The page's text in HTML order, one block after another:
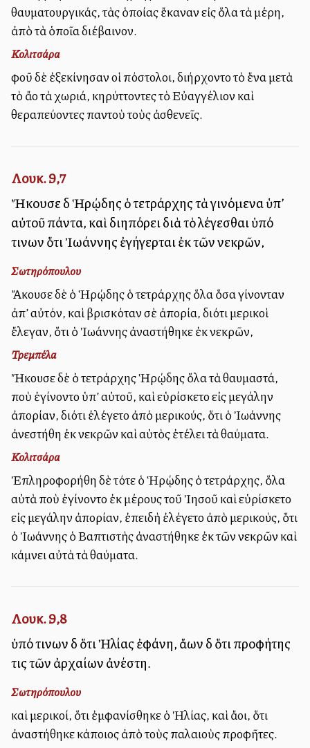
θαυματουργικάς, τὰς ὁποίας ἔκαναν εἰς ὅλα τὰ μέρη,
ἀπὸ τὰ ὁποῖα διέβαινον.
Κολιτσάρα
Ἀφοῦ δὲ ἐξεκίνησαν οἱ Ἀπόστολοι, διήρχοντο τὸ ἕνα μετὰ
τὸ ἄλλο τὰ χωριά, κηρύττοντες τὸ Εὐαγγέλιον καὶ
θεραπεύοντες παντοὺ τοὺς ἀσθενεῖς.
Λουκ. 9,7
Ἤκουσε δὲ Ἡρῴδης ὁ τετράρχης τὰ γινόμενα ὑπ’
αὐτοῦ πάντα, καὶ διηπόρει διὰ τὸ λέγεσθαι ὑπό
τινων ὅτι Ἰωάννης ἐγήγερται ἐκ τῶν νεκρῶν,
Σωτηρόπουλου
Ἄκουσε δὲ ὁ Ἡρῴδης ὁ τετράρχης ὅλα ὅσα γίνονταν
ἀπ’ αὐτόν, καὶ βρισκόταν σὲ ἀπορία, διότι μερικοὶ
ἔλεγαν, ὅτι ὁ Ἰωάννης ἀναστήθηκε ἐκ νεκρῶν,
Τρεμπέλα
Ἤκουσε δὲ ὁ τετράρχης Ἡρῴδης ὅλα τὰ θαυμαστά,
ποὺ ἐγίνοντο ὑπ’ αὐτοῦ, καὶ εὑρίσκετο εἰς μεγάλην
ἀπορίαν, διότι ἐλέγετο ἀπὸ μερικούς, ὅτι ὁ Ἰωάννης
ἀνεστήθη ἐκ νεκρῶν καὶ αὐτὸς ἐτέλει τὰ θαύματα.
Κολιτσάρα
Ἐπληροφορήθη δὲ τότε ὁ Ἡρῴδης ὁ τετράρχης, ὅλα
αὐτὰ ποὺ ἐγίνοντο ἐκ μέρους τοῦ Ἰησοῦ καὶ εὑρίσκετο
εἰς μεγάλην ἀπορίαν, ἐπειδὴ ἐλέγετο ἀπὸ μερικούς, ὅτι
ὁ Ἰωάννης ὁ Βαπτιστὴς ἀναστήθηκε ἐκ τῶν νεκρῶν καὶ
κάμνει αὐτὰ τὰ θαύματα.
Λουκ. 9,8
ὑπό τινων δὲ ὅτι Ἠλίας ἐφάνη, ἄλλων δὲ ὅτι προφήτης
τις τῶν ἀρχαίων ἀνέστη.
Σωτηρόπουλου
καὶ μερικοί, ὅτι ἐμφανίσθηκε ὁ Ἠλίας, καὶ ἄλλοι, ὅτι
ἀναστήθηκε κάποιος ἀπὸ τοὺς παλαιοὺς προφῆτες.